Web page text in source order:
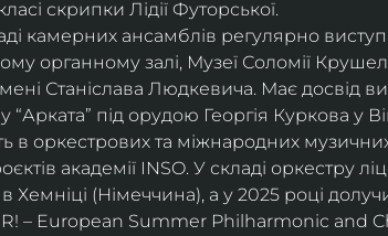
скрипки Лідії Футорської.
камерних ансамблів регулярно
органному залі, Музеї Соломії
Станіслава Людкевича. Має досвід
під орудою Георгія Куркова у
в оркестрових та міжнародних
академії INSO. У складі оркестру
Хемніці (Німеччина), а у 2025 році
– European Summer Philharmonic and